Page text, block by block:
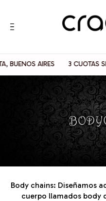
3 CUOTAS SIN INTERÉS - 10%
Body chains: Diseñamos
cuerpo llamados body